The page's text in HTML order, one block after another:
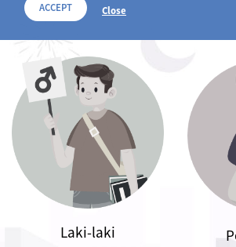
ACCEPT Close
Laki-laki